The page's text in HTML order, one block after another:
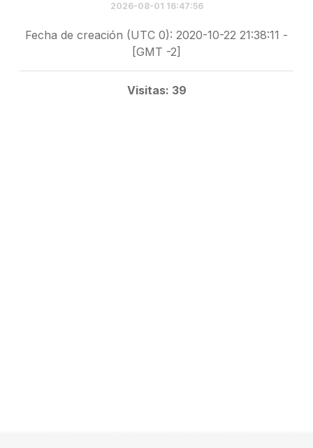
2026-08-01 16:47:56
Fecha de creación (UTC 0): 2020-10-22 21:38:11 -
[GMT -2]
Visitas: 39